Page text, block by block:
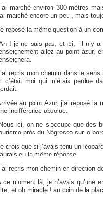
marché environ 300 mètres
marché encore un peu , mais
reposé la même question à un
! je ne sais pas, et ici, il n’y a
allez au point azur,
repris mon chemin dans le
c’était moi qui m’étais perdue
au point Azur, j’ai reposé la
indifférence absolue.
ici, on ne s’occupe que des
près du Négresco sur le
crois que si j’avais tenu un
eu la même réponse.
repris mon chemin en direction
ce moment là, je n’avais qu’une
et oh miracle ! au coin de la